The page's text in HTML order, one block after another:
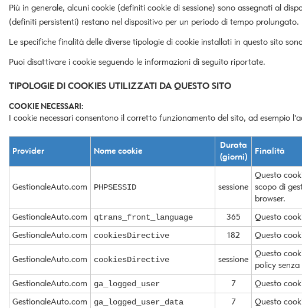
Più in generale, alcuni cookie (definiti cookie di sessione) sono assegnati al
(definiti persistenti) restano nel dispositivo per un periodo di tempo prolungato.
Le specifiche finalità delle diverse tipologie di cookie installati in questo sito
Puoi disattivare i cookie seguendo le informazioni di seguito riportate.
TIPOLOGIE DI COOKIES UTILIZZATI DA QUESTO SITO
COOKIE NECESSARI:
I cookie necessari consentono il corretto funzionamento del sito, ad esempio
Provider Nome cookie
Durata
(giorni)
Finalità
GestionaleAuto.com PHPSESSID sessione
Questo
scopo di
browser.
GestionaleAuto.com
qtrans_front_language 365
Questo
GestionaleAuto.com
cookiesDirective 182 Questo
GestionaleAuto.com cookiesDirective sessione
Questo
policy
GestionaleAuto.com
ga_logged_user 7
Questo
GestionaleAuto.com
ga_logged_user_data 7
Questo
le
funzionalità
svolgere
attività
seguito
descritte.
maggiori
informazioni
sul
di
questi
strumenti
di
tracciamento
rimanda
alla
cookie